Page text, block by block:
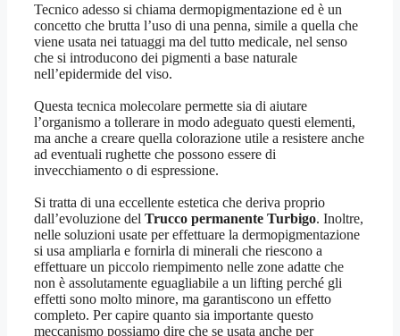
Tecnico adesso si chiama dermopigmentazione ed è un
concetto che brutta l’uso di una penna, simile a quella che
viene usata nei tatuaggi ma del tutto medicale, nel senso
che si introducono dei pigmenti a base naturale
nell’epidermide del viso.
Questa tecnica molecolare permette sia di aiutare
l’organismo a tollerare in modo adeguato questi elementi,
ma anche a creare quella colorazione utile a resistere anche
ad eventuali rughette che possono essere di
invecchiamento o di espressione.
Si tratta di una eccellente estetica che deriva proprio
dall’evoluzione del Trucco permanente Turbigo. Inoltre,
nelle soluzioni usate per effettuare la dermopigmentazione
si usa ampliarla e fornirla di minerali che riescono a
effettuare un piccolo riempimento nelle zone adatte che
non è assolutamente eguagliabile a un lifting perché gli
effetti sono molto minore, ma garantiscono un effetto
completo. Per capire quanto sia importante questo
meccanismo possiamo dire che se usata anche per